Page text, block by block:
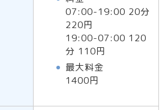
07:00-19:00 20分
220円
19:00-07:00 120
分 110円
最大料金
1400円